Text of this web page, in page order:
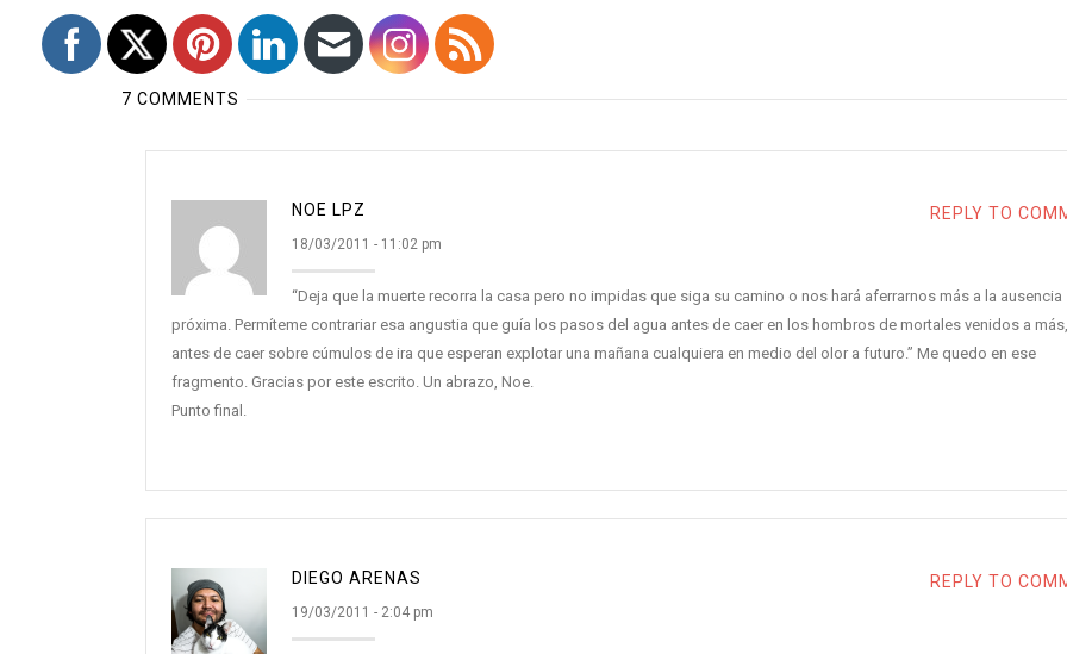
7 COMMENTS
NOE LPZ
18/03/2011 - 11:02 pm
“Deja que la muerte recorra la casa pero no impidas que siga su camino o nos hará aferrarnos más a la ausencia
próxima. Permíteme contrariar esa angustia que guía los pasos del agua antes de caer en los hombros de mortales venidos a más,
antes de caer sobre cúmulos de ira que esperan explotar una mañana cualquiera en medio del olor a futuro.” Me quedo en ese
fragmento. Gracias por este escrito. Un abrazo, Noe.
Punto final.
REPLY TO
DIEGO ARENAS
19/03/2011 - 2:04 pm
REPLY TO